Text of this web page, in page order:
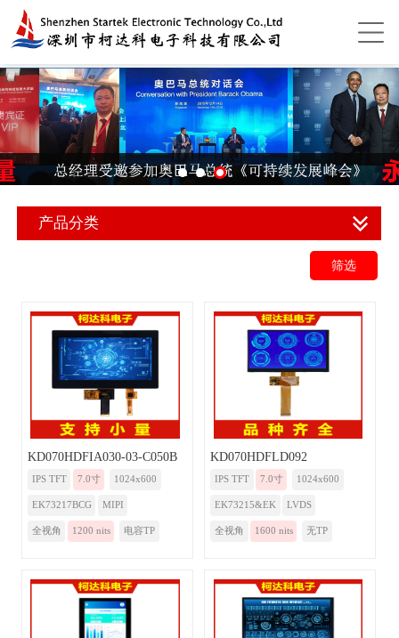
产品分类
筛选
KD070HDFIA030-03-C050B
IPS TFT 7.0寸 1024x600
EK73217BCG MIPI
全视角 1200 nits 电容TP
KD070HDFLD092
IPS TFT 7.0寸 1024x600
EK73215&EK LVDS
全视角 1600 nits 无TP